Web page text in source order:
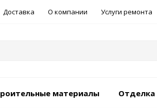
Доставка О компании Услуги ремонта
материалы Отделка